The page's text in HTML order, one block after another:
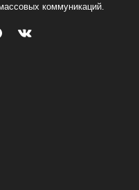
коммуникаций.